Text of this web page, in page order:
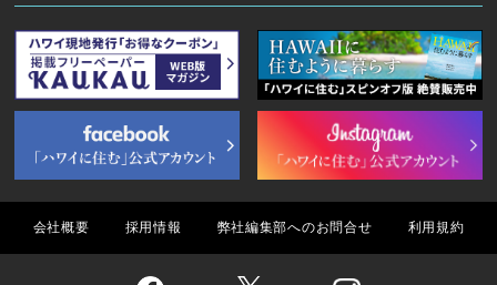
会社概要 採用情報 弊社編集部へのお問合せ 利用規約